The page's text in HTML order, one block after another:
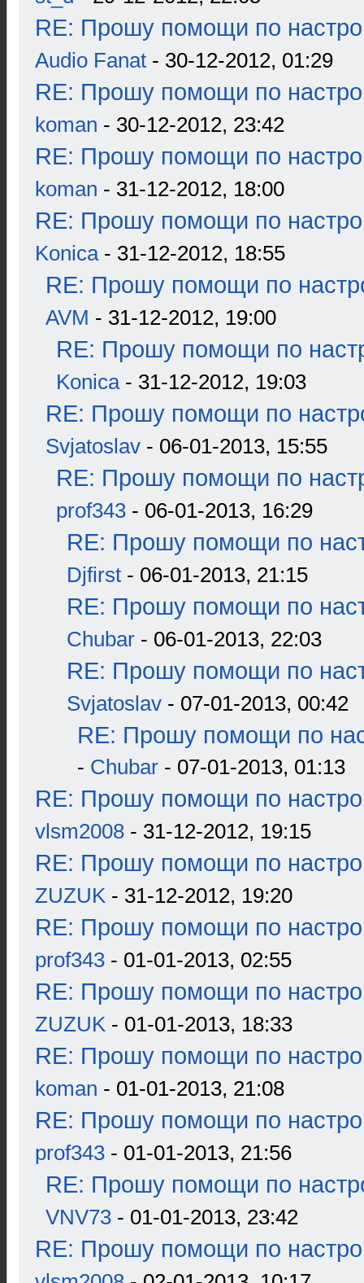
RE: Прошу помощи по
Audio Fanat - 30-12-2012, 01:29
RE: Прошу помощи по
koman - 30-12-2012, 23:42
RE: Прошу помощи по
koman - 31-12-2012, 18:00
RE: Прошу помощи по
Konica- 31-12-2012, 18:55
RE: Прошу помощи по
AVM - 31-12-2012, 19:00
RE: Прошу помощи по
Konica- 31-12-2012, 19:03
RE: Прошу помощи по
Svjatoslav - 06-01-2013, 15:55
RE: Прошу помощи по
prof343 - 06-01-2013, 16:29
RE: Прошу помощи по
Djfirst - 06-01-2013, 21:15
RE: Прошу помощи по
Chubar - 06-01-2013, 22:03
RE: Прошу помощи по
Svjatoslav - 07-01-2013, 00:42
RE: Прошу помощи по
- Chubar - 07-01-2013, 01:13
RE: Прошу помощи по
vlsm2008 - 31-12-2012, 19:15
RE: Прошу помощи по
ZUZUK - 31-12-2012, 19:20
RE: Прошу помощи по
prof343 - 01-01-2013, 02:55
RE: Прошу помощи по
ZUZUK - 01-01-2013, 18:33
RE: Прошу помощи по
koman - 01-01-2013, 21:08
RE: Прошу помощи по
prof343 - 01-01-2013, 21:56
RE: Прошу помощи по
VNV73 - 01-01-2013, 23:42
RE: Прошу помощи по